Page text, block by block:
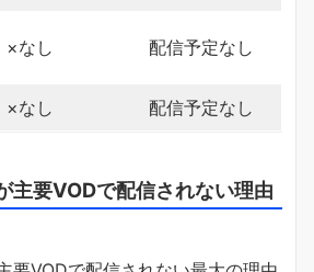
×なし 配信予定なし
×なし 配信予定なし
主要VODで配信されない理由